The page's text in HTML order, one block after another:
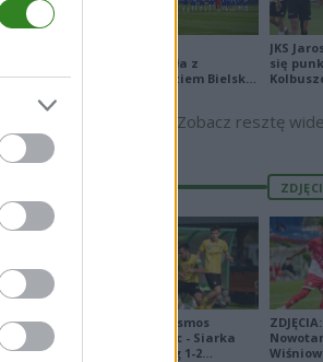
więcej
zremisowała z
Podbeskidziem Bielsko-
JKS
się
Zobacz resztę
ZDJĘCIA: Cosmos
Nowotaniec - Siarka
Tarnobrzeg 1-2